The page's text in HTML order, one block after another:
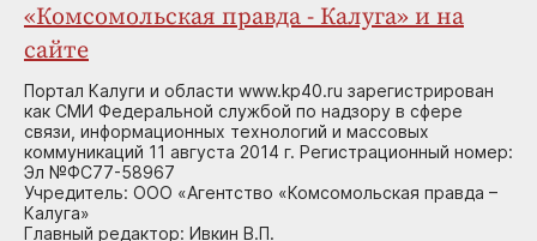
«Комсомольская правда - Калуга» и на
сайте
Портал Калуги и области www.kp40.ru зарегистрирован
как СМИ Федеральной службой по надзору в сфере
связи, информационных технологий и массовых
коммуникаций 11 августа 2014 г. Регистрационный номер:
Эл №ФС77-58967
Учредитель: ООО «Агентство «Комсомольская правда –
Калуга»
Главный редактор: Ивкин В.П.